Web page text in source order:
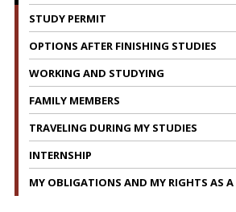
STUDY PERMIT
OPTIONS AFTER FINISHING STUDIES
WORKING AND STUDYING
FAMILY MEMBERS
TRAVELING DURING MY STUDIES
INTERNSHIP
MY OBLIGATIONS AND MY RIGHTS AS